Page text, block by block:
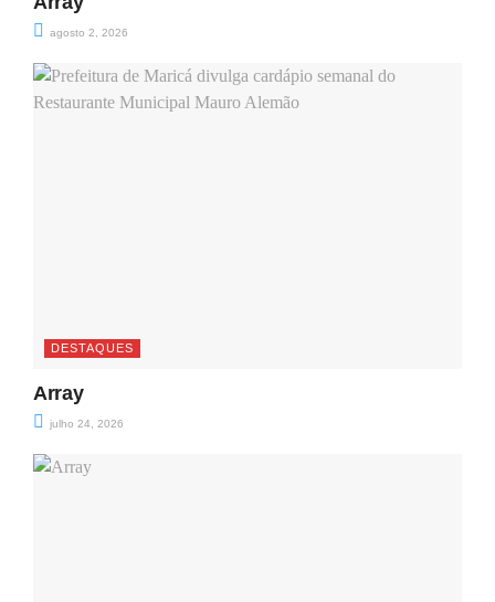
agosto 2, 2026
DESTAQUES
Array
julho 24, 2026